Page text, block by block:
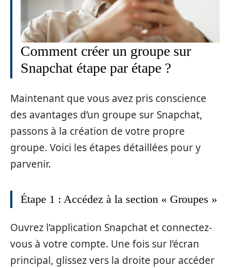
Comment créer un groupe sur
Snapchat étape par étape ?
Maintenant que vous avez pris conscience
des avantages d’un groupe sur Snapchat,
passons à la création de votre propre
groupe. Voici les étapes détaillées pour y
parvenir.
Étape 1 : Accédez à la section « Groupes »
Ouvrez l’application Snapchat et connectez-
vous à votre compte. Une fois sur l’écran
principal, glissez vers la droite pour accéder